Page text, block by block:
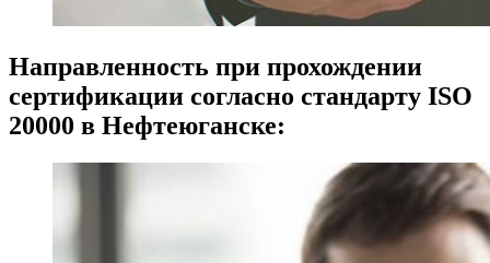
Направленность при прохождении
сертификации согласно стандарту ISO
20000 в Нефтеюганске: